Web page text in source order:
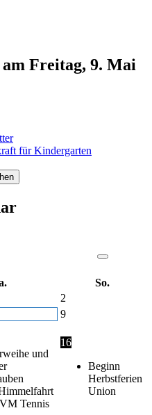
Freitag, 9. Mai
für Kindergarten
So.
2
9
und
Tennis
16
Beginn
Herbstferien
Union